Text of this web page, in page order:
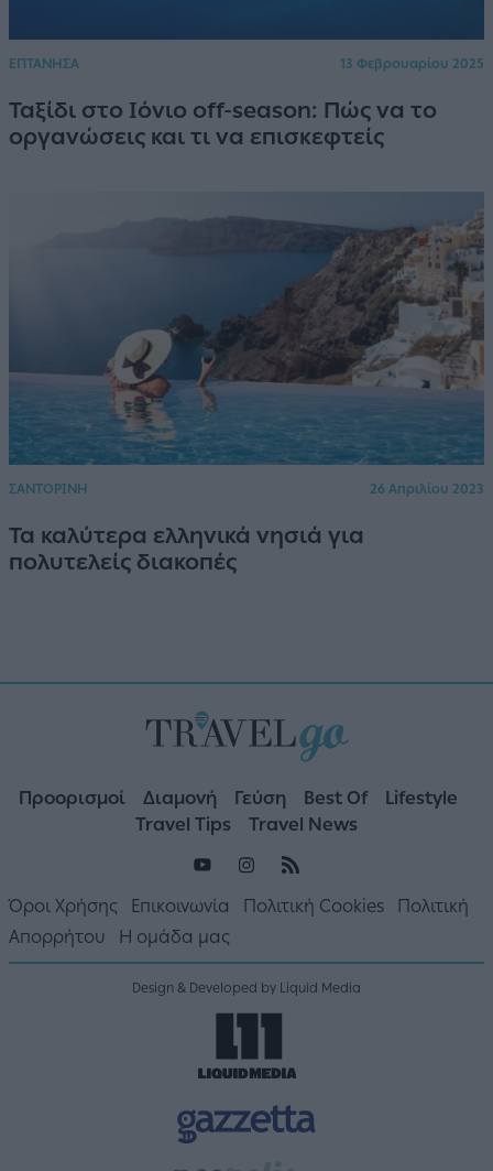
ΕΠΤΑΝΗΣΑ 13 Φεβρουαρίου 2025
Ταξίδι στο Ιόνιο off-season: Πώς να το
οργανώσεις και τι να επισκεφτείς
ΣΑΝΤΟΡΙΝΗ 26 Απριλίου 2023
Τα καλύτερα ελληνικά νησιά για
πολυτελείς διακοπές
Προορισμοί Διαμονή Γεύση Best Of
Lifestyle
Travel Tips
Travel News
Όροι Χρήσης Επικοινωνία Πολιτική Cookies
Πολιτική
Απορρήτου
Η ομάδα μας
Design & Developed by Liquid Media